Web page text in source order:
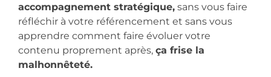
accompagnement stratégique, sans vous faire
réfléchir à votre référencement et sans vous
apprendre comment faire évoluer votre
contenu proprement après, ça frise la
malhonnêteté.